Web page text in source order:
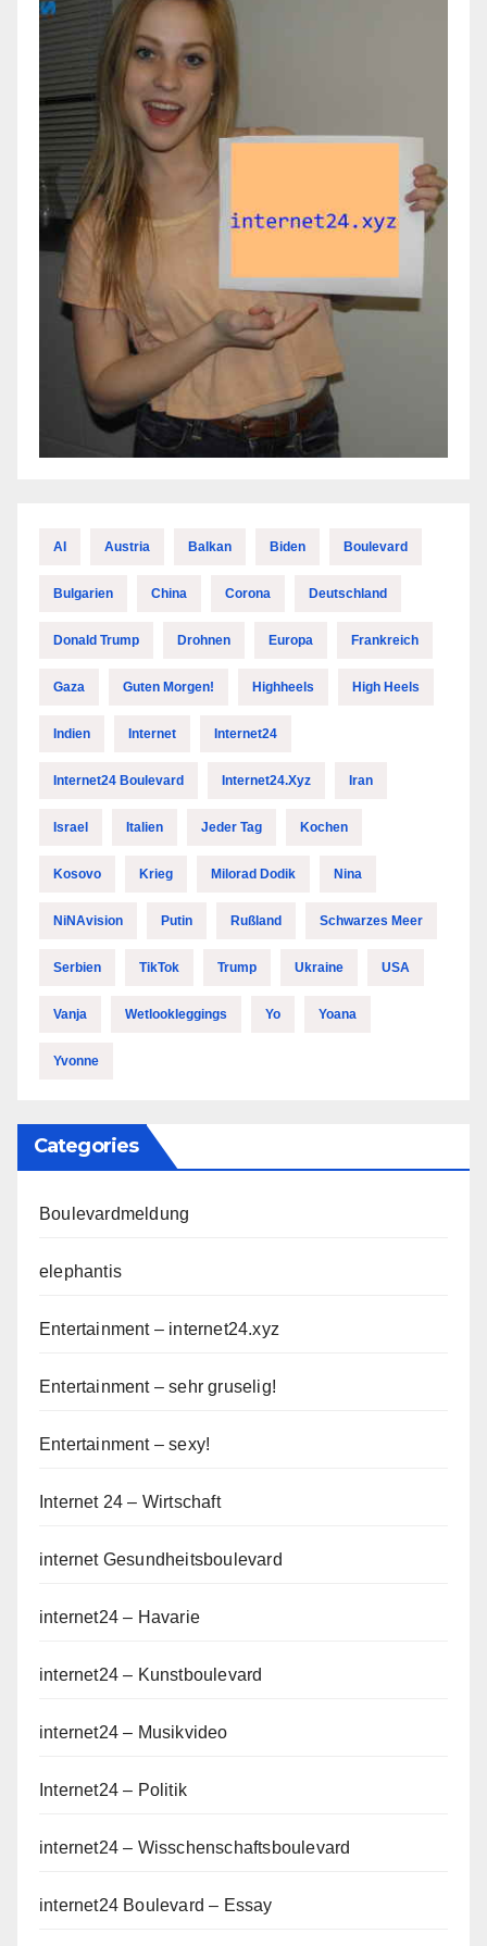
AI Austria Balkan Biden Boulevard
Bulgarien China Corona Deutschland
Donald Trump Drohnen Europa Frankreich
Gaza Guten Morgen! Highheels High Heels
Indien Internet Internet24
Internet24 Boulevard Internet24.xyz Iran
Israel Italien Jeder Tag Kochen
Kosovo Krieg Milorad Dodik Nina
NiNAvision Putin Rußland Schwarzes Meer
Serbien TikTok Trump Ukraine USA
Vanja Wetlookleggings Yo Yoana
Yvonne
Categories
Boulevardmeldung
elephantis
Entertainment – internet24.xyz
Entertainment – sehr gruselig!
Entertainment – sexy!
Internet 24 – Wirtschaft
internet Gesundheitsboulevard
internet24 – Havarie
internet24 – Kunstboulevard
internet24 – Musikvideo
Internet24 – Politik
internet24 – Wisschenschaftsboulevard
internet24 Boulevard – Essay